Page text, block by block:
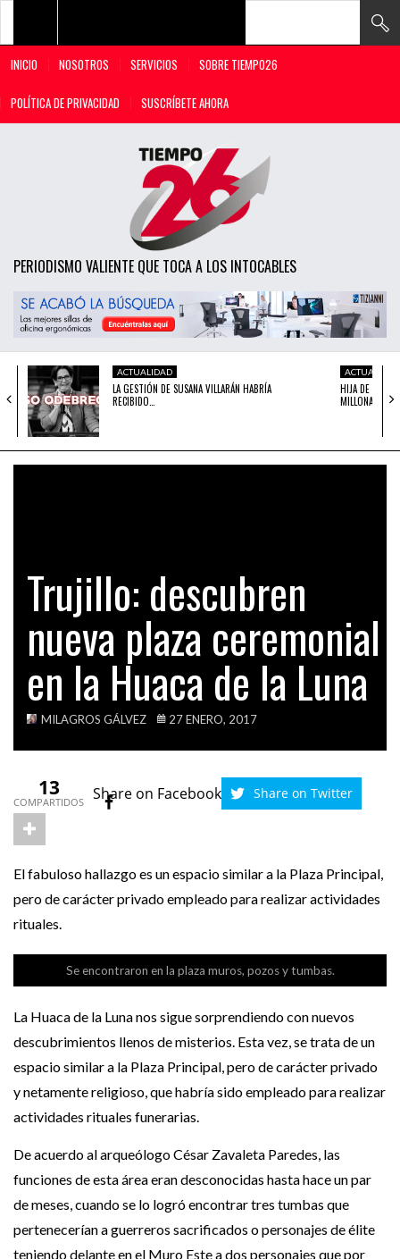
INICIO NOSOTROS SERVICIOS SOBRE TIEMPO26
POLÍTICA DE PRIVACIDAD SUSCRÍBETE AHORA
PERIODISMO VALIENTE QUE TOCA A LOS INTOCABLES
CIENCIA
OPINIÓN
TECH ACTUALIDAD
LA GESTIÓN DE SUSANA VILLARÁN HABRÍA
RECIBIDO…
ACTUALIDAD
HIJA DE
MILLONARIOS
Trujillo: descubren
nueva plaza ceremonial
en la Huaca de la Luna
MILAGROS GÁLVEZ 27 ENERO, 2017
13
COMPARTIDOS Share on Facebook Share on Twitter
El fabuloso hallazgo es un espacio similar a la Plaza Principal,
pero de carácter privado empleado para realizar actividades
rituales.
Se encontraron en la plaza muros, pozos y tumbas.
La Huaca de la Luna nos sigue sorprendiendo con nuevos
descubrimientos llenos de misterios. Esta vez, se trata de un
espacio similar a la Plaza Principal, pero de carácter privado
y netamente religioso, que habría sido empleado para realizar
actividades rituales funerarias.
De acuerdo al arqueólogo César Zavaleta Paredes, las
funciones de esta área eran desconocidas hasta hace un par
de meses, cuando se lo logró encontrar tres tumbas que
pertenecerían a guerreros sacrificados o personajes de élite
teniendo delante en el Muro Este a dos personajes que por